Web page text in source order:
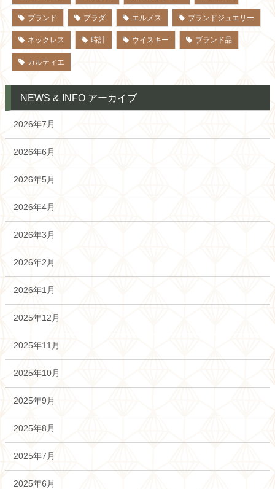
ブランド プラダ エルメス ブランドジュエリー
ネックレス 時計 ウイスキー ブランド品
カルティエ
NEWS & INFO アーカイブ
2026年7月
2026年6月
2026年5月
2026年4月
2026年3月
2026年2月
2026年1月
2025年12月
2025年11月
2025年10月
2025年9月
2025年8月
2025年7月
2025年6月